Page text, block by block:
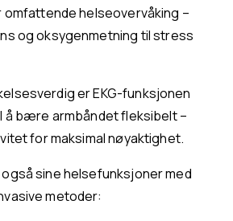
omfattende helseovervåking –
og oksygenmetning til stress
er EKG-funksjonen
å bære armbåndet fleksibelt –
for maksimal nøyaktighet.
sine helsefunksjoner med
metoder: